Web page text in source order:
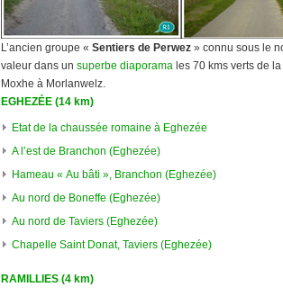
L’ancien groupe « Sentiers de Perwez » connu sous le
valeur dans un superbe diaporama les 70 kms verts de
Moxhe à Morlanwelz.
EGHEZÉE (14 km)
Etat de la chaussée romaine à Eghezée
A l’est de Branchon (Eghezée)
Hameau « Au bâti », Branchon (Eghezée)
Au nord de Boneffe (Eghezée)
Au nord de Taviers (Eghezée)
Chapelle Saint Donat, Taviers (Eghezée)
RAMILLIES (4 km)